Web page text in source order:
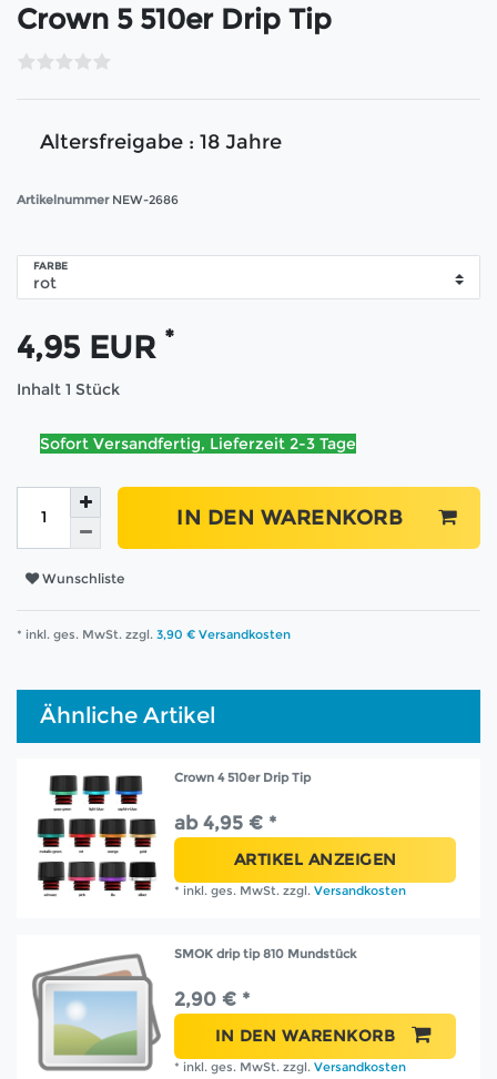
Crown 5 510er Drip Tip
Altersfreigabe : 18 Jahre
Artikelnummer NEW-2686
FARBE
4,95 EUR *
Inhalt 1 Stück
Sofort Versandfertig, Lieferzeit 2-3 Tage
IN DEN WARENKORB
Wunschliste
* inkl. ges. MwSt. zzgl. 3,90 € Versandkosten
Ähnliche Artikel
Crown 4 510er Drip Tip
ab 4,95 € *
ARTIKEL ANZEIGEN
* inkl. ges. MwSt. zzgl.Versandkosten
SMOK drip tip 810 Mundstück
2,90 € *
IN DEN WARENKORB
* inkl. ges. MwSt. zzgl.Versandkosten